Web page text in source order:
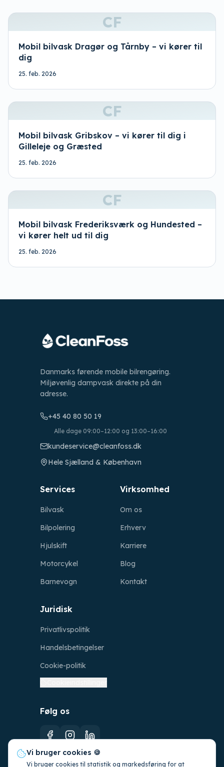
Vi bruger cookies 🍪
Vi bruger cookies til statistik og markedsføring for at
CF
Mobil bilvask Dragør og Tårnby – vi kører til
dig
25. feb. 2026
CF
Mobil bilvask Gribskov – vi kører til dig i
Gilleleje og Græsted
25. feb. 2026
CF
Mobil bilvask Frederiksværk og Hundested –
vi kører helt ud til dig
25. feb. 2026
Danmarks førende mobile bilrengøring.
Miljøvenlig dampvask direkte på din
adresse.
+45 40 80 50 19
Alle dage 09:00–12:00 og 13:00–16:00
kundeservice@cleanfoss.dk
Hele Sjælland & København
Services
Bilvask
Bilpolering
Hjulskift
Motorcykel
Barnevogn
Virksomhed
Om os
Erhverv
Karriere
Blog
Kontakt
Juridisk
Privatlivspolitik
Handelsbetingelser
Cookie-politik
Følg os